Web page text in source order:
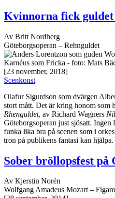
Kvinnorna fick
Av Britt Nordberg
Göteborgsoperan – Rehnguldet
[23 november, 2018]
Scenkonst
Olafur Sigurdson som dvärgen
stort mått. Det är kring honom som
Rhenguldet, av Richard Wagners
Göteborgsoperan just sjösatt. Ingen
funka lika bra på scenen som i
tron på publikens fantasi kan hjälpa.
Sober bröllopsfest på
Av Kjerstin Norén
Wolfgang Amadeus Mozart –